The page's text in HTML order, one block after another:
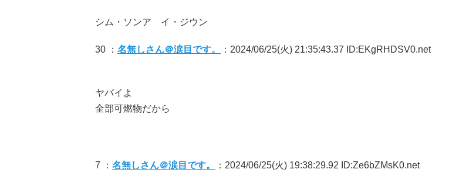
シム・ソンア イ・ジウン
30 ： 名無しさん＠涙目です。 ：2024/06/25(火) 21:35:43.37 ID:EKgRHDSV0.net
ヤバイよ
全部可燃物だから
7 ： 名無しさん＠涙目です。 ：2024/06/25(火) 19:38:29.92 ID:Ze6bZMsK0.net